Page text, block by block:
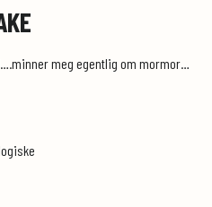
meg egentlig om mormor…